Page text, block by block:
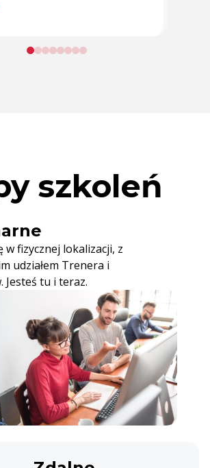
szkoleń
w fizycznej lokalizacji, z
udziałem Trenera i
Jesteś tu i teraz.